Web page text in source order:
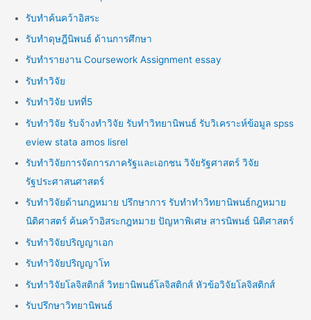
รับทำค้นคว้าอิสระ
รับทำดุษฎีนิพนธ์ ด้านการศึกษา
รับทำรายงาน Coursework Assignment essay
รับทำวิจัย
รับทำวิจัย บทที่5
รับทำวิจัย รับจ้างทำวิจัย รับทำวิทยานิพนธ์ รับวิเคราะห์ข้อมูล spss
eview stata amos lisrel
รับทำวิจัยการจัดการภาครัฐและเอกชน วิจัยรัฐศาสตร์ วิจัย
รัฐประศาสนศาสตร์
รับทำวิจัยด้านกฎหมาย ปรึกษาการ รับทำทำวิทยานิพนธ์กฎหมาย
นิติศาสตร์ ค้นคว้าอิสระกฎหมาย ปัญหาพิเศษ สารนิพนธ์ นิติศาสตร์
รับทำวิจัยปริญญาเอก
รับทำวิจัยปริญญาโท
รับทำวิจัยโลจิสติกส์ วิทยานิพนธ์โลจิสติกส์ หัวข้อวิจัยโลจิสติกส์
รับปรึกษาวิทยานิพนธ์